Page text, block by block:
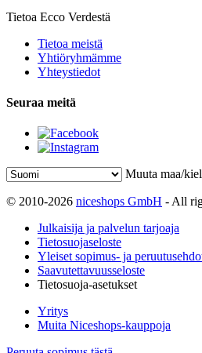
Tietoa Ecco Verdestä
Tietoa meistä
Yhtiöryhmämme
Yhteystiedot
Seuraa meitä
Muuta maa/
© 2010-2026 niceshops GmbH - All
Julkaisija ja palvelun tarjoaja
Tietosuojaseloste
Yleiset sopimus- ja
Saavutettavuusseloste
Tietosuoja-asetukset
Yritys
Muita Niceshops-kauppoja